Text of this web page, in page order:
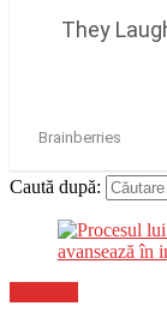
Caută după: